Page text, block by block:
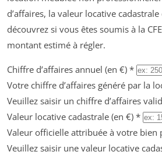
d’affaires, la valeur locative
découvrez si vous êtes soumis à la
montant estimé à régler.
Chiffre d’affaires annuel (en €) *
Votre chiffre d’affaires généré par la
Veuillez saisir un chiffre d’affaires
Valeur locative cadastrale (en €) *
Valeur officielle attribuée à votre bien
Veuillez saisir une valeur locative